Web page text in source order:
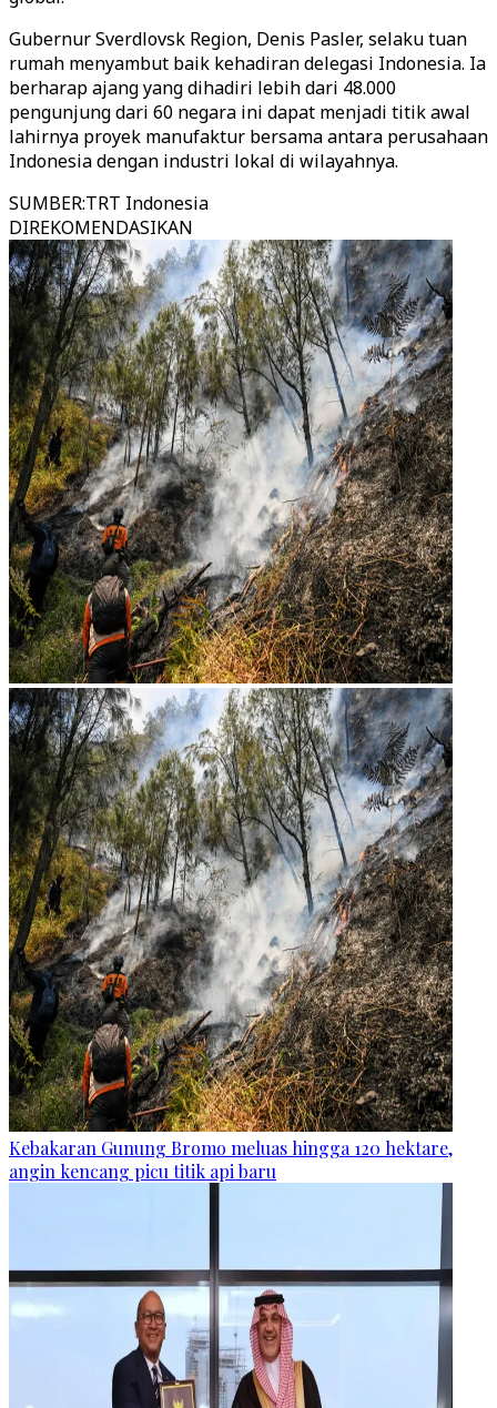
Gubernur Sverdlovsk Region, Denis Pasler, selaku tuan
rumah menyambut baik kehadiran delegasi Indonesia. Ia
berharap ajang yang dihadiri lebih dari 48.000
pengunjung dari 60 negara ini dapat menjadi titik awal
lahirnya proyek manufaktur bersama antara perusahaan
Indonesia dengan industri lokal di wilayahnya.
SUMBER:TRT Indonesia
DIREKOMENDASIKAN
Kebakaran Gunung Bromo meluas hingga 120 hektare,
angin kencang picu titik api baru